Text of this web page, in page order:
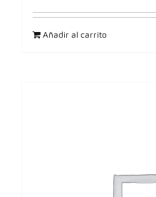
Añadir al carrito